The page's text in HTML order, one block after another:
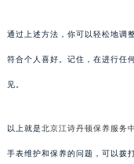
通过上述方法，你可以轻松地调
符合个人喜好。记住，在进行任
见。
以上就是北京江诗丹顿保养服务
手表维护和保养的问题，可以拨